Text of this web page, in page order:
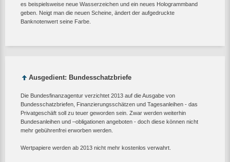
es beispielsweise neue Wasserzeichen und ein neues Hologrammband
geben. Neigt man die neuen Scheine, ändert der aufgedruckte
Banknotenwert seine Farbe.
Ausgedient: Bundesschatzbriefe
Die Bundesfinanzagentur verzichtet 2013 auf die Ausgabe von
Bundesschatzbriefen, Finanzierungsschätzen und Tagesanleihen - das
Privatgeschäft soll zu teuer geworden sein. Zwar werden weiterhin
Bundesanleihen und –obligationen angeboten - doch diese können nicht
mehr gebührenfrei erworben werden.
Wertpapiere werden ab 2013 nicht mehr kostenlos verwahrt.